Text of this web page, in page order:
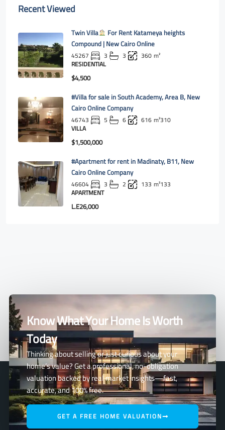
Recent Viewed
Twin Villa
For Rent Katameya heights
Compound | New Cairo Online
45267 3 3 360m²
RESIDENTIAL
$4,500
#Villa for sale in South Academy, Area B, New
Cairo Online Company
46743 5 6 616m²310
VILLA
$1,500,000
#Apartment for rent in Madinaty, B11, New
Cairo Online Company
46604 3 2 133 m²133
APARTMENT
L.E26,000
Know What Your Home Is Worth
Today
Thinking about selling or just curious about your
home’s value? Get a professional, no-obligation
valuation backed by real market insights—fast,
accurate, and 100% free.
GET A FREE HOME VALUATION